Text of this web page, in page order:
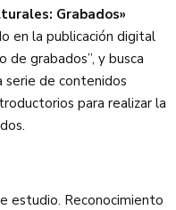
Grabados»
en la publicación digital
de grabados”, y busca
serie de contenidos
para realizar la
estudio. Reconocimiento